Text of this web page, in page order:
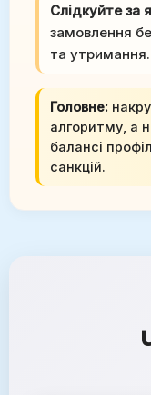
Слідкуйте за
замовлення
та утримання.
Головне:
алгоритму, а
балансі
санкцій.